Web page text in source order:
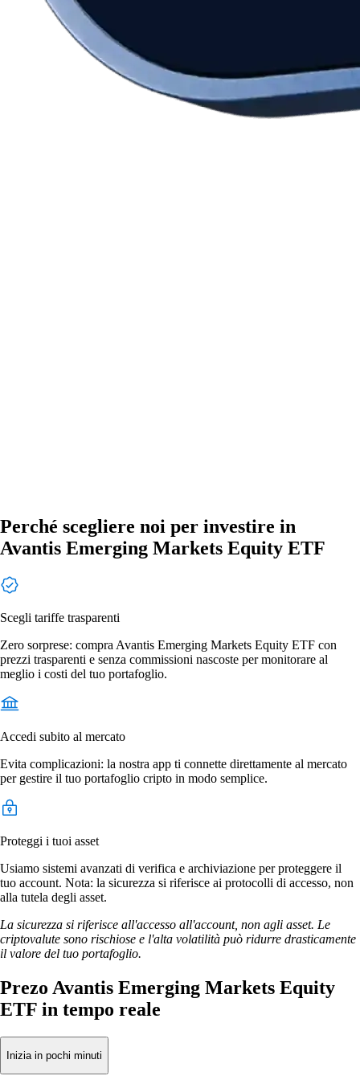
Perché scegliere noi per investire in
Avantis Emerging Markets Equity ETF
Scegli tariffe trasparenti
Zero sorprese: compra Avantis Emerging Markets Equity ETF con
prezzi trasparenti e senza commissioni nascoste per monitorare al
meglio i costi del tuo portafoglio.
Accedi subito al mercato
Evita complicazioni: la nostra app ti connette direttamente al mercato
per gestire il tuo portafoglio cripto in modo semplice.
Proteggi i tuoi asset
Usiamo sistemi avanzati di verifica e archiviazione per proteggere il
tuo account. Nota: la sicurezza si riferisce ai protocolli di accesso, non
alla tutela degli asset.
La sicurezza si riferisce all'accesso all'account, non agli asset. Le
criptovalute sono rischiose e l'alta volatilità può ridurre drasticamente
il valore del tuo portafoglio.
Prezo Avantis Emerging Markets Equity
ETF in tempo reale
Inizia in pochi minuti